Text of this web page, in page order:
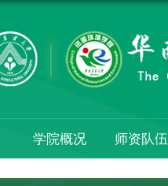
学院概况 师资队伍